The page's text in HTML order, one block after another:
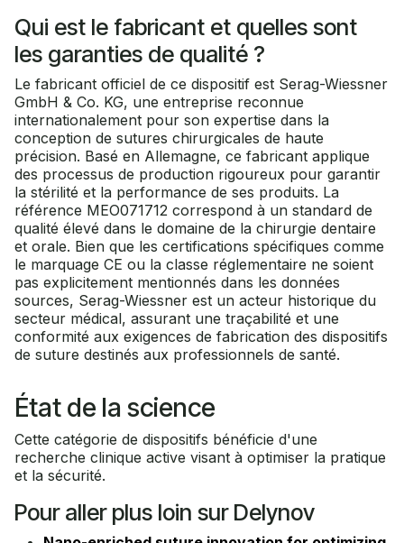
Qui est le fabricant et quelles sont
les garanties de qualité ?
Le fabricant officiel de ce dispositif est Serag-Wiessner
GmbH & Co. KG, une entreprise reconnue
internationalement pour son expertise dans la
conception de sutures chirurgicales de haute
précision. Basé en Allemagne, ce fabricant applique
des processus de production rigoureux pour garantir
la stérilité et la performance de ses produits. La
référence MEO071712 correspond à un standard de
qualité élevé dans le domaine de la chirurgie dentaire
et orale. Bien que les certifications spécifiques comme
le marquage CE ou la classe réglementaire ne soient
pas explicitement mentionnés dans les données
sources, Serag-Wiessner est un acteur historique du
secteur médical, assurant une traçabilité et une
conformité aux exigences de fabrication des dispositifs
de suture destinés aux professionnels de santé.
État de la science
Cette catégorie de dispositifs bénéficie d'une
recherche clinique active visant à optimiser la pratique
et la sécurité.
Pour aller plus loin sur Delynov